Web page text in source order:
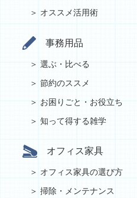
オススメ活用術
事務用品
選ぶ・比べる
節約のススメ
お困りごと・お役立ち
知って得する雑学
オフィス家具
オフィス家具の選び方
掃除・メンテナンス